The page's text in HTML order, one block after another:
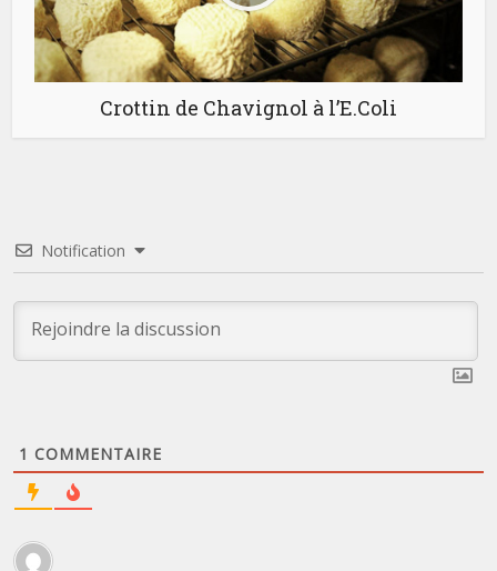
Crottin de Chavignol à l’E.Coli
Notification
1 COMMENTAIRE